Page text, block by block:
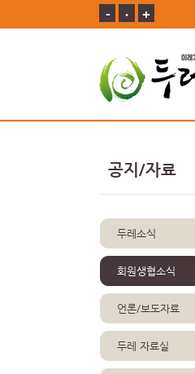
- ㆍ +
공지/자료
두레소식
회원생협소식
언론/보도자료
두레 자료실